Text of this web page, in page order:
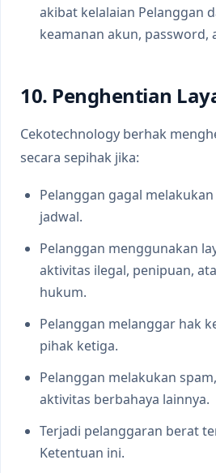
akibat kelalaian Pelanggan
keamanan akun, password,
10. Penghentian
Cekotechnology berhak
secara sepihak jika:
Pelanggan gagal
jadwal.
Pelanggan menggunakan
aktivitas ilegal, penipuan,
hukum.
Pelanggan melanggar hak
pihak ketiga.
Pelanggan melakukan
aktivitas berbahaya lainnya.
Terjadi pelanggaran berat
Ketentuan ini.